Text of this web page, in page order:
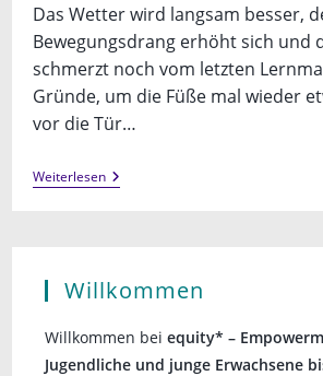
Das Wetter wird langsam besser,
Bewegungsdrang erhöht sich und
schmerzt noch vom letzten
Gründe, um die Füße mal wieder
vor die Tür…
WeiterlesenAfter
Study
Willkommen
Willkommen beiequity* –
Jugendliche und junge Erwachsene